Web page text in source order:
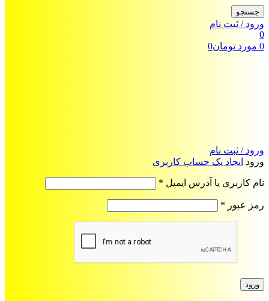
جستجو
ورود / ثبت نام
0
0 مورد تومان0
ورود / ثبت نام
ورود ایجاد یک حساب کاربری
نام کاربری یا آدرس ایمیل *
رمز عبور *
ورود